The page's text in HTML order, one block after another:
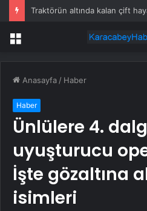
Traktörün altında kalan çift
Menü
Anasayfa / Haber
Haber
Ünlülere 4.
uyuşturucu
İşte gözaltına
isimleri